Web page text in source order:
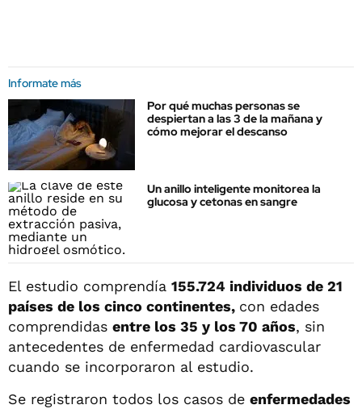
Informate más
Por qué muchas personas se
despiertan a las 3 de la mañana y
cómo mejorar el descanso
Un anillo inteligente monitorea la
glucosa y cetonas en sangre
El estudio comprendía 155.724 individuos de 21
países de los cinco continentes, con edades
comprendidas entre los 35 y los 70 años, sin
antecedentes de enfermedad cardiovascular
cuando se incorporaron al estudio.
Se registraron todos los casos de enfermedades